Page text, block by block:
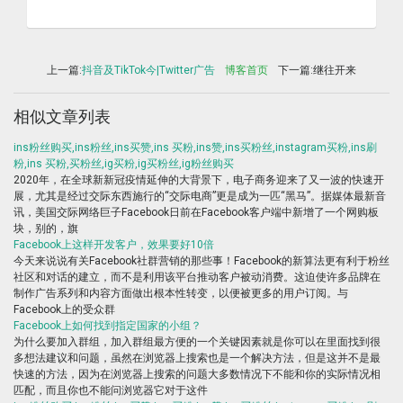
上一篇:抖音及TikTok今|Twitter广告 博客首页 下一篇:继往开来
相似文章列表
ins粉丝购买,ins粉丝,ins买赞,ins 买粉,ins赞,ins买粉丝,instagram买粉,ins刷
粉,ins 买粉,买粉丝,ig买粉,ig买粉丝,ig粉丝购买
2020年，在全球新新冠疫情延伸的大背景下，电子商务迎来了又一波的快速开
展，尤其是经过交际东西施行的“交际电商”更是成为一匹“黑马”。据媒体最新音
讯，美国交际网络巨子Facebook日前在Facebook客户端中新增了一个网购板
块，别的，旗
Facebook上这样开发客户，效果要好10倍
今天来说说有关Facebook社群营销的那些事！Facebook的新算法更有利于粉丝
社区和对话的建立，而不是利用该平台推动客户被动消费。这迫使许多品牌在
制作广告系列和内容方面做出根本性转变，以便被更多的用户订阅。与
Facebook上的受众群
Facebook上如何找到指定国家的小组？
为什么要加入群组，加入群组最方便的一个关键因素就是你可以在里面找到很
多想法建议和问题，虽然在浏览器上搜索也是一个解决方法，但是这并不是最
快速的方法，因为在浏览器上搜索的问题大多数情况下不能和你的实际情况相
匹配，而且你也不能问浏览器它对于这件